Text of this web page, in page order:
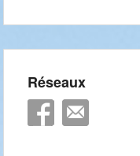
Réseaux